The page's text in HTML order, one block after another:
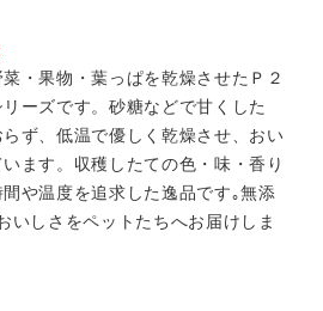
・果物・葉っぱを乾燥させたＰ２
ーズです。砂糖などで甘くした
ず、低温で優しく乾燥させ、おい
ます。収穫したての色・味・香り
や温度を追求した逸品です｡無添
いしさをペットたちへお届けしま